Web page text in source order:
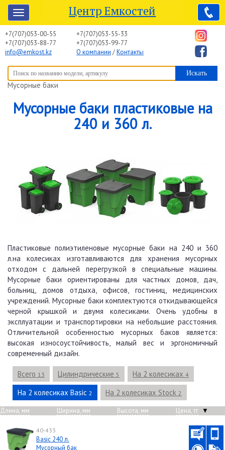
Центр Емкостей
+7(707)053-00-55
+7(707)053-88-77
info@emkost.kz
+7(707)053-55-33
+7(707)053-99-77
О компании /Контакты
Вы здесь:Центр Емкостей→ Емкостное оборудование→
Мусорные баки
Мусорные баки пластиковые на
240 и 360 л.
Пластиковые полиэтиленовые мусорные баки на 240 и 360
л.на колесиках изготавливаются для хранения мусорных
отходом с дальней перегрузкой в специальные машины.
Мусорные баки ориентированы для частных домов, дач,
больниц, домов отдыха, офисов, гостиниц, медицинских
учреждений. Мусорные баки комплектуются откидывающейся
черной крышкой и двумя колесиками. Очень удобны в
эксплуатации и транспортировки на небольшие расстояния.
Отличительной особенностью мусорных баков является:
высокая износоустойчивость, малый вес и эргономичный
современный дизайн.
Всего 13 Цилиндрические 5 На 2 колесиках 4
На 2 колесиках Basic 2 На 2 колесиках Stock 2
Длина, мм Ширина, мм Высота, мм Цена, тг ▼
Basic 240 л.
Мусорный бак
40-433